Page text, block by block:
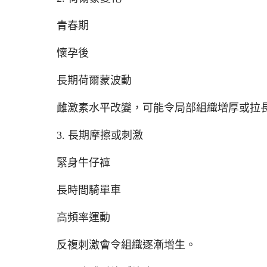
青春期
懷孕後
長期荷爾蒙波動
雌激素水平改變，可能令局部組織增厚或拉
3. 長期摩擦或刺激
緊身牛仔褲
長時間騎單車
高頻率運動
反複刺激會令組織逐漸增生。